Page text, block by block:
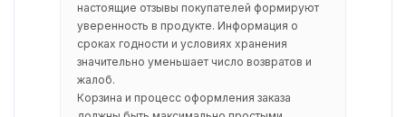
настоящие отзывы покупателей формируют
уверенность в продукте. Информация о
сроках годности и условиях хранения
значительно уменьшает число возвратов и
жалоб.
Корзина и процесс оформления заказа